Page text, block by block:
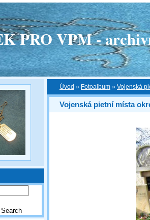
PRO VPM -
Úvod » Fotoalbum » Vojenská
Vojenská pietní místa